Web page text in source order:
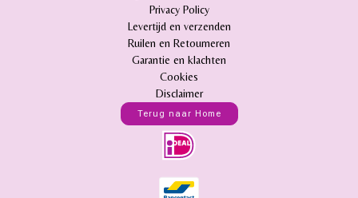
Privacy Policy
Levertijd en verzenden
Ruilen en Retourneren
Garantie en klachten
Cookies
Disclaimer
Terug naar Home